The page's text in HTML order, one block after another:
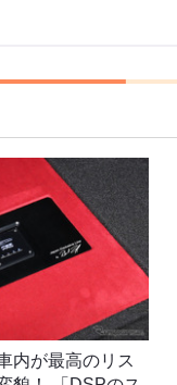
内が最高のリス